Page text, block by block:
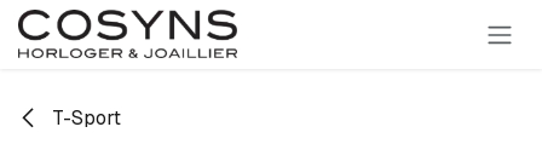
SE RENDRE AU CONTENU
T-Sport